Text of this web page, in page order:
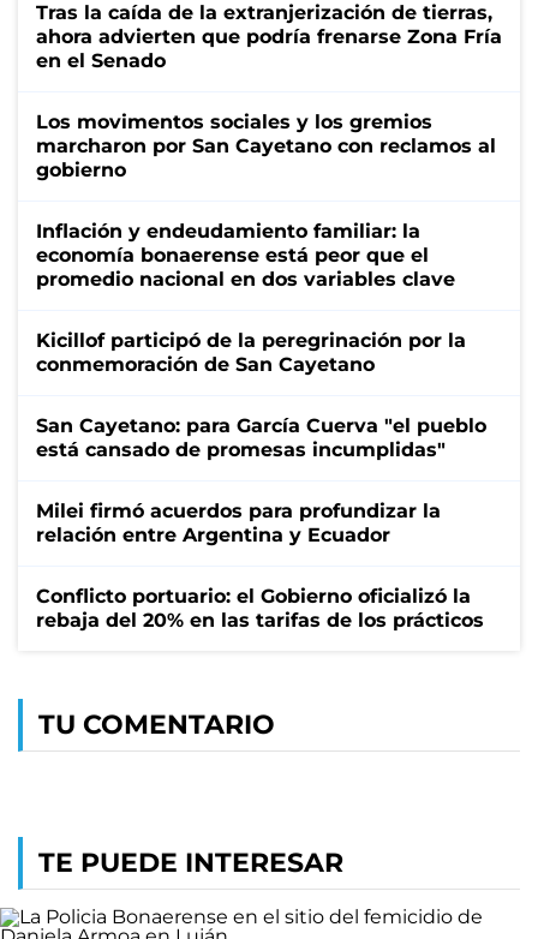
Tras la caída de la extranjerización de tierras,
ahora advierten que podría frenarse Zona Fría
en el Senado
Los movimentos sociales y los gremios
marcharon por San Cayetano con reclamos al
gobierno
Inflación y endeudamiento familiar: la
economía bonaerense está peor que el
promedio nacional en dos variables clave
Kicillof participó de la peregrinación por la
conmemoración de San Cayetano
San Cayetano: para García Cuerva "el pueblo
está cansado de promesas incumplidas"
Milei firmó acuerdos para profundizar la
relación entre Argentina y Ecuador
Conflicto portuario: el Gobierno oficializó la
rebaja del 20% en las tarifas de los prácticos
TU COMENTARIO
TE PUEDE INTERESAR